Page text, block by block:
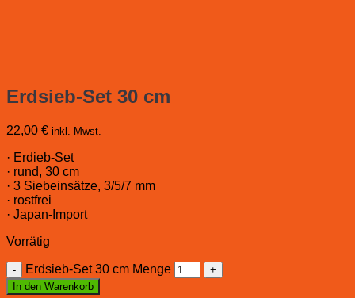
Erdsieb-Set 30 cm
22,00 € inkl. Mwst.
· Erdieb-Set
· rund, 30 cm
· 3 Siebeinsätze, 3/5/7 mm
· rostfrei
· Japan-Import
Vorrätig
Erdsieb-Set 30 cm Menge
In den Warenkorb